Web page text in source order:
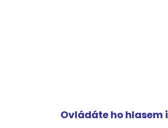
Ovládáte ho hlasem i